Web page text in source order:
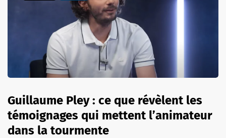
Guillaume Pley : ce que révèlent les
témoignages qui mettent l’animateur
dans la tourmente